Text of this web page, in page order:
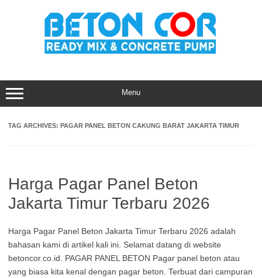
Menu
TAG ARCHIVES: PAGAR PANEL BETON CAKUNG BARAT JAKARTA TIMUR
Harga Pagar Panel Beton
Jakarta Timur Terbaru 2026
Harga Pagar Panel Beton Jakarta Timur Terbaru 2026 adalah
bahasan kami di artikel kali ini. Selamat datang di website
betoncor.co.id. PAGAR PANEL BETON Pagar panel beton atau
yang biasa kita kenal dengan pagar beton. Terbuat dari campuran